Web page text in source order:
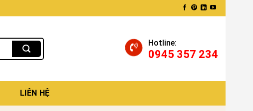
Hotline:
0945 357 234
LIÊN HỆ